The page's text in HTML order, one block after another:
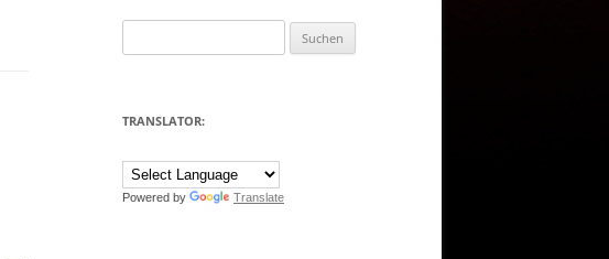
nach:
TRANSLATOR:
Powered by Translate